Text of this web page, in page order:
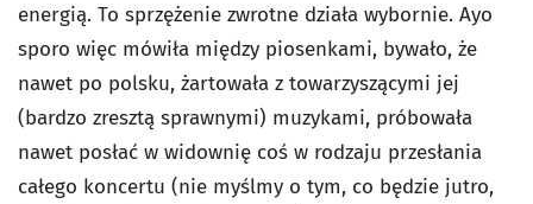
energią. To sprzężenie zwrotne działa wybornie. Ayo
sporo więc mówiła między piosenkami, bywało, że
nawet po polsku, żartowała z towarzyszącymi jej
(bardzo zresztą sprawnymi) muzykami, próbowała
nawet posłać w widownię coś w rodzaju przesłania
całego koncertu (nie myślmy o tym, co będzie jutro,